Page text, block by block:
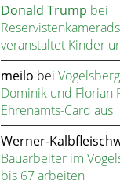
Donald Trump bei
veranstaltet Kinder
meilo bei
Dominik und Florian
Ehrenamts-Card aus
Werner-
Bauarbeiter im
bis 67 arbeiten